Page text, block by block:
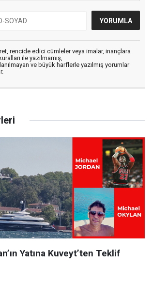
rencide edici cümleler veya imalar, inançlara
ile yazılmamış,
ve büyük harflerle yazılmış yorumlar
Yatına Kuveyt’ten Teklif